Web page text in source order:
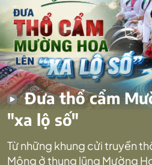
Đưa thổ cẩm
"xa lộ số"
Từ những khung cửi truyền
Mông ở thung lũng Mường